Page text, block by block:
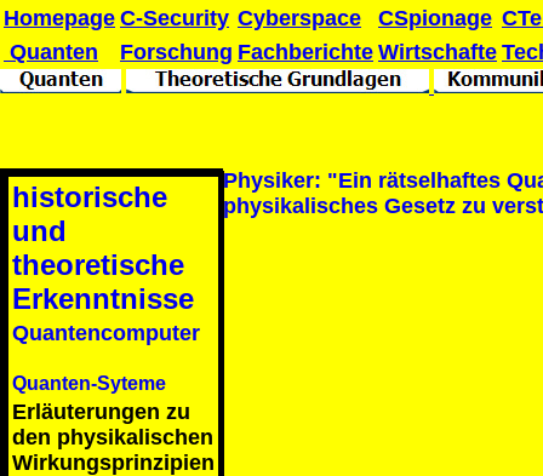
Homepage C-Security Cyberspace CSpionage
Quanten
Forschung Fachberichte Wirtschafte
historische
und
theoretische
Erkenntnisse
Quantencomputer
Quanten-Syteme
Erläuterungen zu
den physikalischen
Wirkungsprinzipien
Physiker: "Ein rätselhaftes
physikalisches Gesetz zu